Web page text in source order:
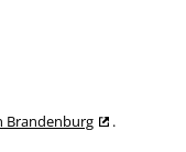
Brandenburg .